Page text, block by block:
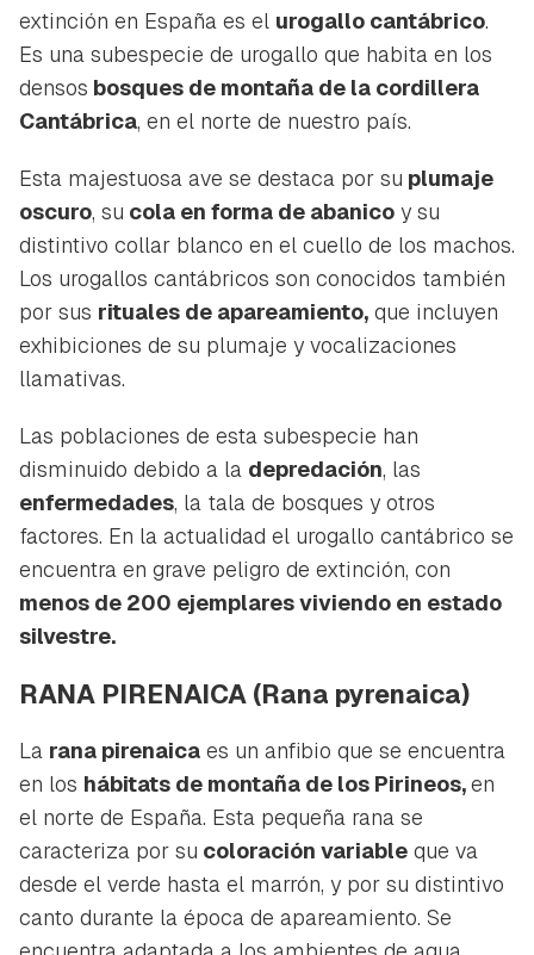
extinción en España es el urogallo cantábrico.
Es una subespecie de urogallo que habita en los
densos bosques de montaña de la cordillera
Cantábrica, en el norte de nuestro país.
Esta majestuosa ave se destaca por su plumaje
oscuro, su cola en forma de abanico y su
distintivo collar blanco en el cuello de los machos.
Los urogallos cantábricos son conocidos también
por sus rituales de apareamiento, que incluyen
exhibiciones de su plumaje y vocalizaciones
llamativas.
Las poblaciones de esta subespecie han
disminuido debido a la depredación, las
enfermedades, la tala de bosques y otros
factores. En la actualidad el urogallo cantábrico se
encuentra en grave peligro de extinción, con
menos de 200 ejemplares viviendo en estado
silvestre.
RANA PIRENAICA (Rana pyrenaica)
La rana pirenaica es un anfibio que se encuentra
en los hábitats de montaña de los Pirineos,en
el norte de España. Esta pequeña rana se
caracteriza por su coloración variable que va
desde el verde hasta el marrón, y por su distintivo
canto durante la época de apareamiento. Se